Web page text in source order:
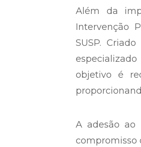
Além da
Intervenção
SUSP.
objetivo é
A adesão ao
compromisso